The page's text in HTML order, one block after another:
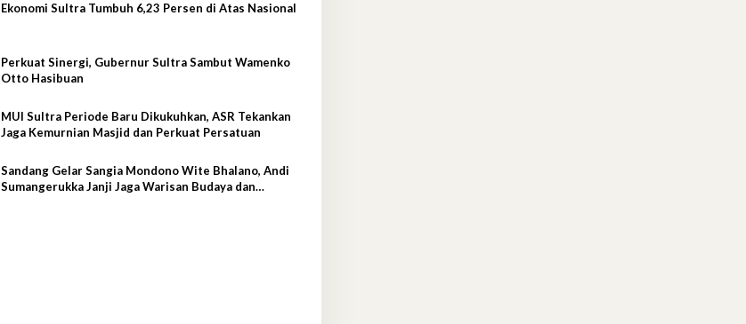
Ekonomi Sultra Tumbuh 6,23 Persen di Atas Nasional
Perkuat Sinergi, Gubernur Sultra Sambut Wamenko
Otto Hasibuan
MUI Sultra Periode Baru Dikukuhkan, ASR Tekankan
Jaga Kemurnian Masjid dan Perkuat Persatuan
Sandang Gelar Sangia Mondono Wite Bhalano, Andi
Sumangerukka Janji Jaga Warisan Budaya dan